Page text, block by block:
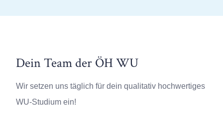
Dein Team der ÖH WU
Wir setzen uns täglich für dein qualitativ hochwertiges
WU-Studium ein!